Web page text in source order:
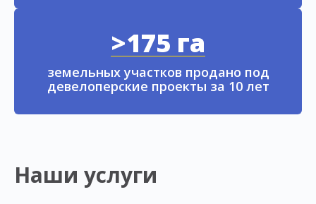
>175 га
земельных участков продано под
девелоперские проекты за 10 лет
Наши услуги